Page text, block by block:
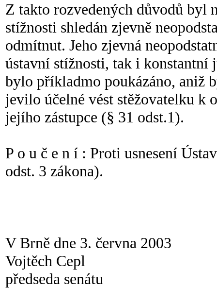
Z takto rozvedených důvodů byl
stížnosti shledán zjevně
odmítnut. Jeho zjevná
ústavní stížnosti, tak i konstantní
bylo příkladmo poukázáno, aniž
jevilo účelné vést stěžovatelku k
jejího zástupce (§ 31 odst.1).
P o u č e n í : Proti usnesení
odst. 3 zákona).
V Brně dne 3. června 2003
Vojtěch Cepl
předseda senátu